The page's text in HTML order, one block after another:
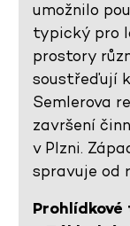
umožnilo
typický pro
prostory
soustřeďují
Semlerova
završení
v Plzni.
spravuje od